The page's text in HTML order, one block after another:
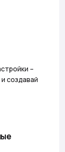
–
создавай